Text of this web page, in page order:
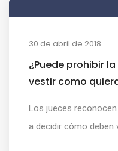
30 de abril de 2018
¿Puede prohibir
vestir como
Los jueces
a decidir cómo deben